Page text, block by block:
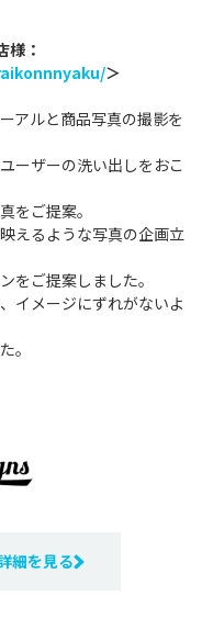
様：
＞
アルと商品写真の撮影を
ーザーの洗い出しをおこ
をご提案。
えるような写真の企画立
をご提案しました。
イメージにずれがないよ
。
細を見る